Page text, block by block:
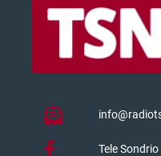
Tele